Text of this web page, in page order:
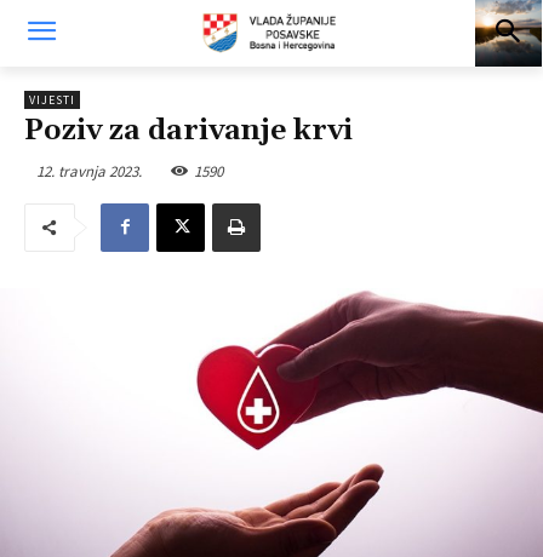
VIJESTI
Poziv za darivanje krvi
12. travnja 2023. 1590